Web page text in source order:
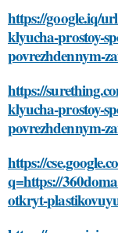
https://google.iq/
klyucha-prostoy-
povrezhdennym-
https://
klyucha-prostoy-
povrezhdennym-
https://
q=https://
otkryt-